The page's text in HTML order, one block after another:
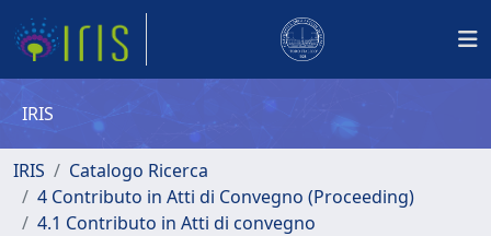
IRIS
IRIS
Catalogo Ricerca
4 Contributo in Atti di Convegno (Proceeding)
4.1 Contributo in Atti di convegno